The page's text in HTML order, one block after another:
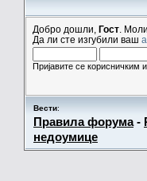
Добро дошли, Гост .
Да ли сте изгубили ваш
Пријавите се корисничким
Вести:
Правила форума-
недоумице